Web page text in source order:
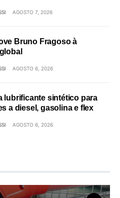
AGOSTO 7, 2026
Bruno Fragoso à
AGOSTO 6, 2026
lubrificante sintético para
a diesel, gasolina e flex
AGOSTO 6, 2026